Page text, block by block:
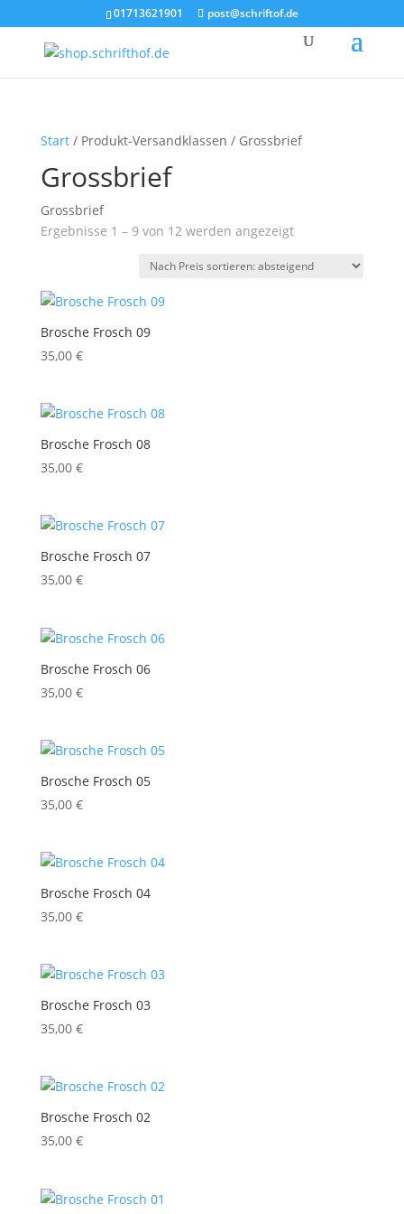
01713621901 post@schriftof.de
Start/ Produkt-Versandklassen / Grossbrief
Grossbrief
Grossbrief
Ergebnisse 1 – 9 von 12 werden angezeigtNach
sortiert:
Brosche Frosch 09
35,00 €
Brosche Frosch 08
35,00 €
Brosche Frosch 07
35,00 €
Brosche Frosch 06
35,00 €
Brosche Frosch 05
35,00 €
Brosche Frosch 04
35,00 €
Brosche Frosch 03
35,00 €
Brosche Frosch 02
35,00 €